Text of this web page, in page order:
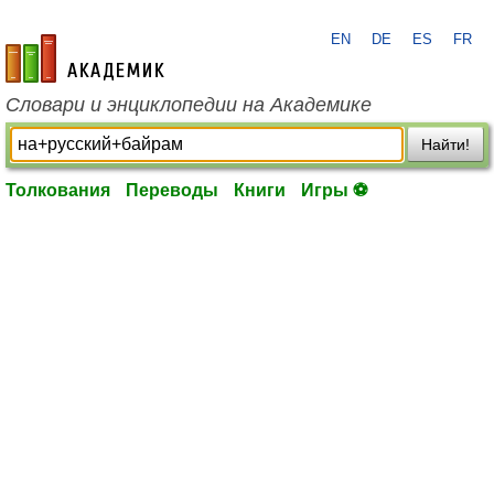
academic.ru
EN DE ES FR
Словари и энциклопедии на Академике
Найти!
Толкования Переводы Книги Игры ⚽